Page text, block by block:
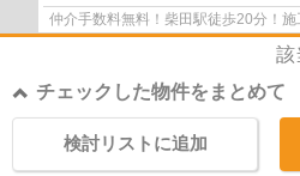
仲介手数料無料！柴田駅徒歩20分！
該
チェックした物件をまとめて
検討リストに追加